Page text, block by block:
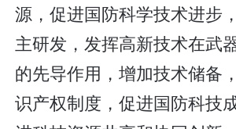
源，促进国防科学技术进步
主研发，发挥高新技术在武
的先导作用，增加技术储备
识产权制度，促进国防科技